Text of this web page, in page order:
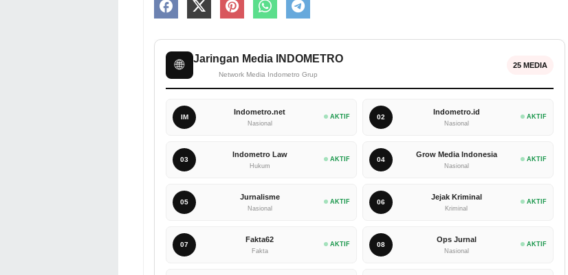
🌐 Jaringan Media INDOMETRO
Network Media Indometro Grup
25 MEDIA
IM
Indometro.net
Nasional
AKTIF 02
Indometro.id
Nasional
AKTIF
03
Indometro Law
Hukum
AKTIF 04
Grow Media Indonesia
Nasional
AKTIF
05
Jurnalisme
Nasional
AKTIF 06
Jejak Kriminal
Kriminal
AKTIF
07
Fakta62
Fakta
AKTIF 08
Ops Jurnal
Nasional
AKTIF